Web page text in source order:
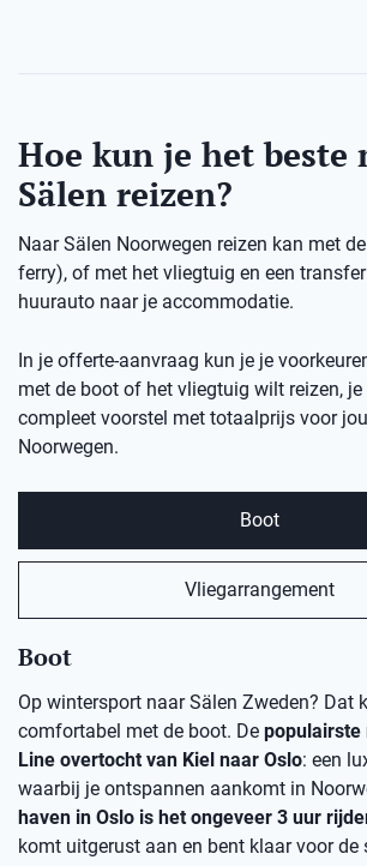
Hoe kun je het beste
Sälen reizen?
Naar Sälen Noorwegen reizen kan met
ferry), of met het vliegtuig en een
huurauto naar je accommodatie.
In je offerte-aanvraag kun je je
met de boot of het vliegtuig wilt reizen,
compleet voorstel met totaalprijs voor
Noorwegen.
Boot
Vliegarrangement
Boot
Op wintersport naar Sälen Zweden? Dat
comfortabel met de boot. De populairste
Line overtocht van Kiel naar Oslo: een
waarbij je ontspannen aankomt in
haven in Oslo is het ongeveer 3 uur
komt uitgerust aan en bent klaar voor de